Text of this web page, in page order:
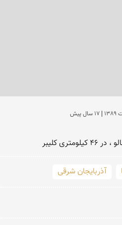
کلیبر
آذربایجان شرقی